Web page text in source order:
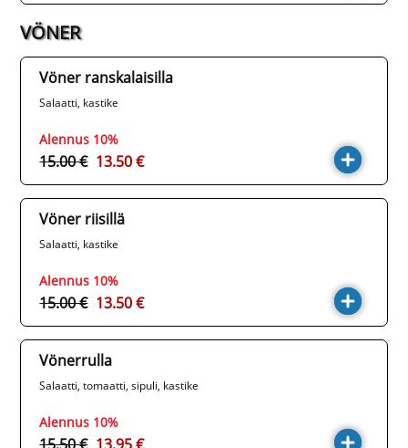
VÖNER
Vöner ranskalaisilla
Salaatti, kastike
Alennus 10%
15.00 € 13.50 €
Vöner riisillä
Salaatti, kastike
Alennus 10%
15.00 € 13.50 €
Vönerrulla
Salaatti, tomaatti, sipuli, kastike
Alennus 10%